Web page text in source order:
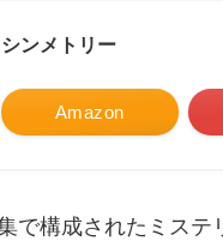
シンメトリー
Amazon
で構成されたミステ